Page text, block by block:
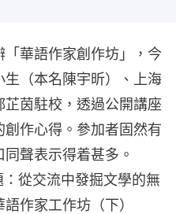
華語作家創作坊」，今
（本名陳宇昕）、上海
茵駐校，透過公開講座
作心得。參加者固然有
聲表示得着甚多。
從交流中發掘文學的無
作家工作坊（下）